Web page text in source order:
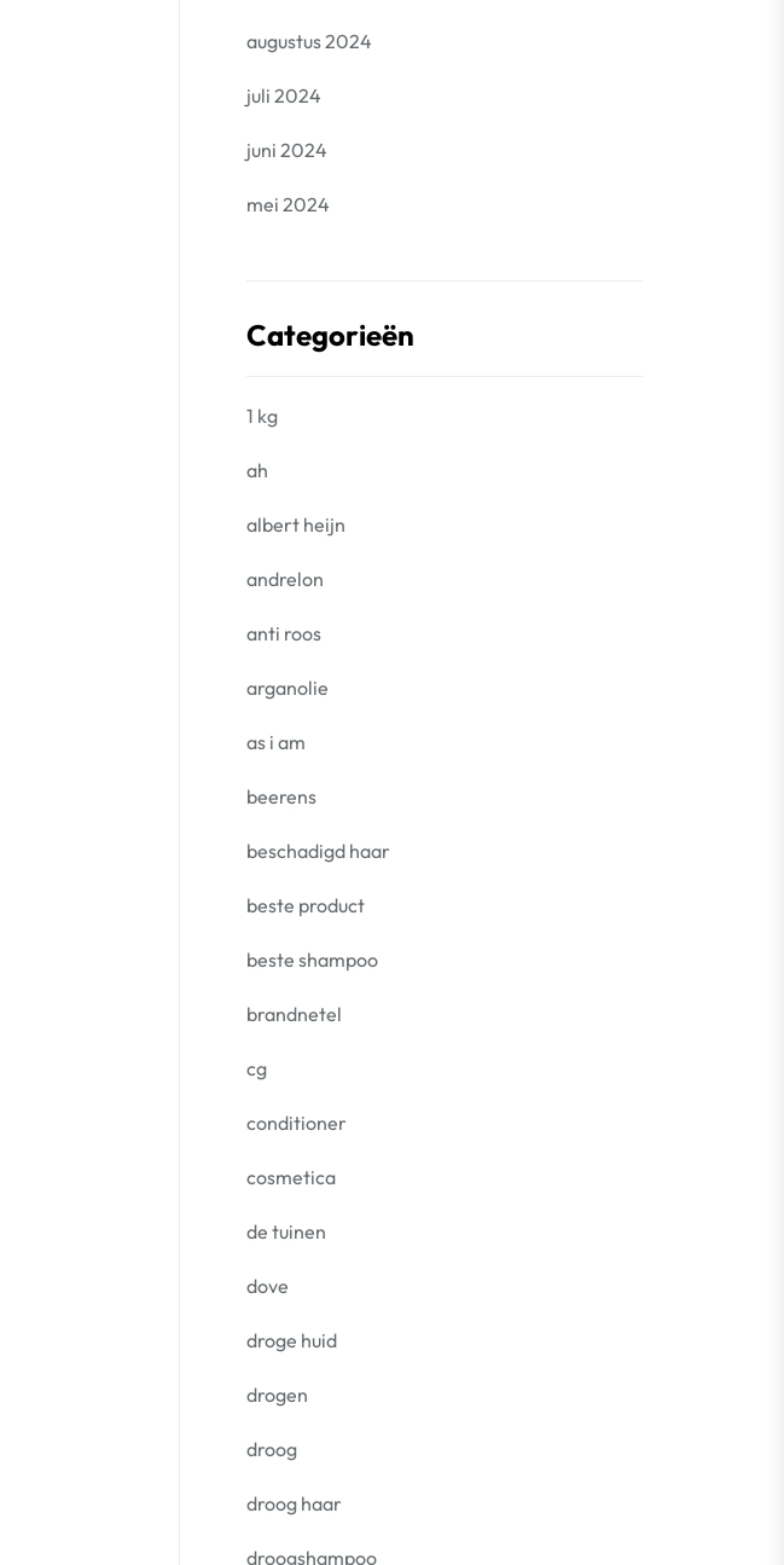
augustus 2024
juli 2024
juni 2024
mei 2024
Categorieën
1 kg
ah
albert heijn
andrelon
anti roos
arganolie
as i am
beerens
beschadigd haar
beste product
beste shampoo
brandnetel
cg
conditioner
cosmetica
de tuinen
dove
droge huid
drogen
droog
droog haar
droogshampoo